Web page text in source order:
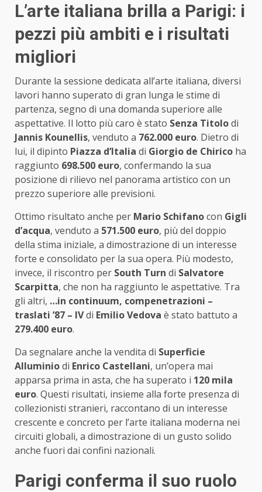
L’arte italiana brilla a Parigi: i
pezzi più ambiti e i risultati
migliori
Durante la sessione dedicata all’arte italiana, diversi
lavori hanno superato di gran lunga le stime di
partenza, segno di una domanda superiore alle
aspettative. Il lotto più caro è stato Senza Titolodi
Jannis Kounellis, venduto a 762.000 euro. Dietro di
lui, il dipinto Piazza d’Italia di Giorgio de Chirico ha
raggiunto 698.500 euro, confermando la sua
posizione di rilievo nel panorama artistico con un
prezzo superiore alle previsioni.
Ottimo risultato anche per Mario Schifanocon Gigli
d’acqua, venduto a 571.500 euro, più del doppio
della stima iniziale, a dimostrazione di un interesse
forte e consolidato per la sua opera. Più modesto,
invece, il riscontro per South Turn di Salvatore
Scarpitta, che non ha raggiunto le aspettative. Tra
gli altri, …in continuum, compenetrazioni –
traslati ’87 – IVdi Emilio Vedova è stato battuto a
279.400 euro.
Da segnalare anche la vendita di Superficie
Alluminiodi Enrico Castellani, un’opera mai
apparsa prima in asta, che ha superato i 120 mila
euro. Questi risultati, insieme alla forte presenza di
collezionisti stranieri, raccontano di un interesse
crescente e concreto per l’arte italiana moderna nei
circuiti globali, a dimostrazione di un gusto solido
anche fuori dai confini nazionali.
Parigi conferma il suo ruolo